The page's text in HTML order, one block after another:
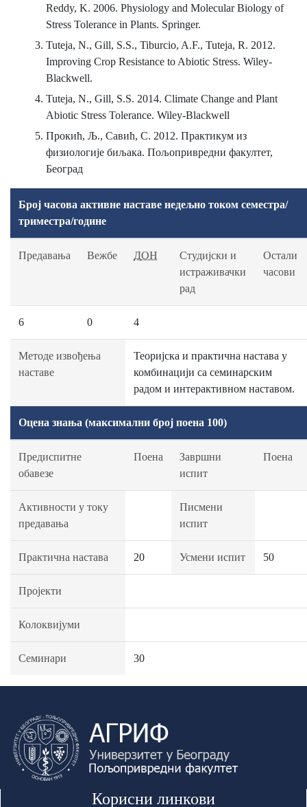
Reddy, K. 2006. Physiology and Molecular Biology of
Stress Tolerance in Plants. Springer.
Tuteja, N., Gill, S.S., Tiburcio, A.F., Tuteja, R. 2012.
Improving Crop Resistance to Abiotic Stress. Wiley-
Blackwell.
Tuteja, N., Gill, S.S. 2014. Climate Change and Plant
Abiotic Stress Tolerance. Wiley-Blackwell
Прокић, Љ., Савић, С. 2012. Практикум из
физиологије биљака. Пољопривредни факултет,
Београд
Број часова активне наставе недељно током семестра/
триместра/године
Предавања Вежбе ДОН
Студијски и
истраживачки
рад
Остали
часови
6 0 4
Методе извођења
наставе
Теоријска и практична настава у
комбинацији са семинарским
радом и интерактивном наставом.
Оцена знања (максимални број поена 100)
Предиспитне
обавезе
Поена
Завршни
испит
Поена
Активности у току
предавања
Писмени
испит
Практична настава 20 Усмени испит 50
Пројекти
Колоквијуми
Семинари 30
Корисни линкови